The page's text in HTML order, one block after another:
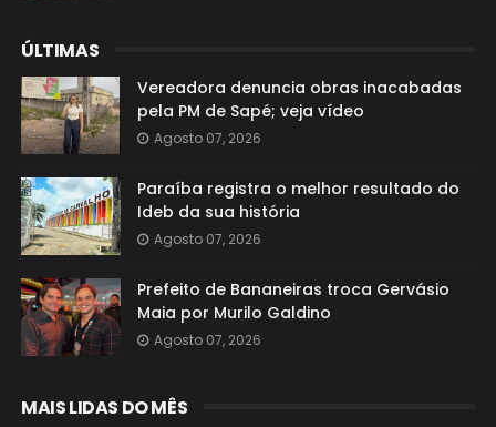
ÚLTIMAS
Vereadora denuncia obras inacabadas
pela PM de Sapé; veja vídeo
Agosto 07, 2026
Paraíba registra o melhor resultado do
Ideb da sua história
Agosto 07, 2026
Prefeito de Bananeiras troca Gervásio
Maia por Murilo Galdino
Agosto 07, 2026
MAIS LIDAS DO MÊS